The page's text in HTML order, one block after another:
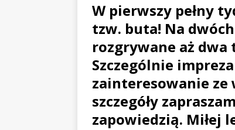
W pierwszy pełny
tzw. buta! Na
rozgrywane aż dwa
Szczególnie
zainteresowanie ze
szczegóły
zapowiedzią. Miłej